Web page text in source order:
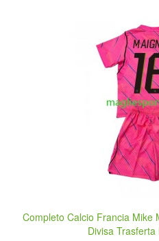
Completo Calcio Francia Mike
Divisa